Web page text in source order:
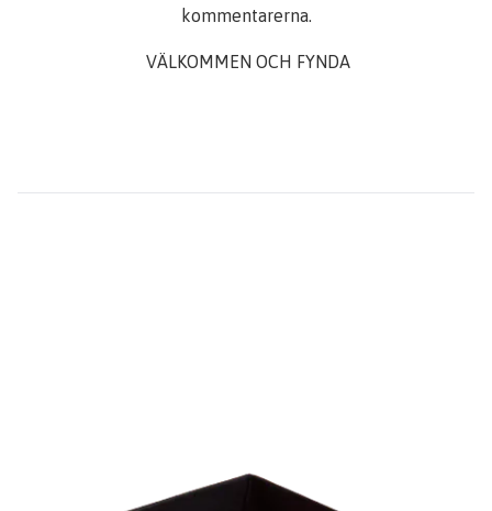
kommentarerna.
VÄLKOMMEN OCH FYNDA